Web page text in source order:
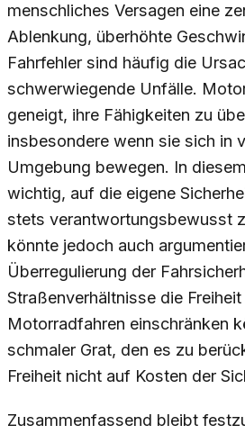
menschliches Versagen eine
Ablenkung, überhöhte
Fahrfehler sind häufig die
schwerwiegende Unfälle.
geneigt, ihre Fähigkeiten zu
insbesondere wenn sie sich in
Umgebung bewegen. In
wichtig, auf die eigene
stets verantwortungsbewusst
könnte jedoch auch
Überregulierung der
Straßenverhältnisse die
Motorradfahren einschränken
schmaler Grat, den es zu
Freiheit nicht auf Kosten der
Zusammenfassend bleibt